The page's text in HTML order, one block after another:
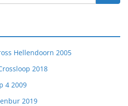
Hellendoorn 2005
2018
4 2009
2019